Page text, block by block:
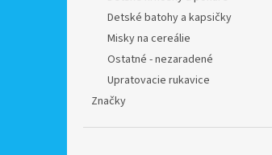
Detské batohy a kapsičky
Misky na cereálie
Ostatné - nezaradené
Upratovacie rukavice
Značky